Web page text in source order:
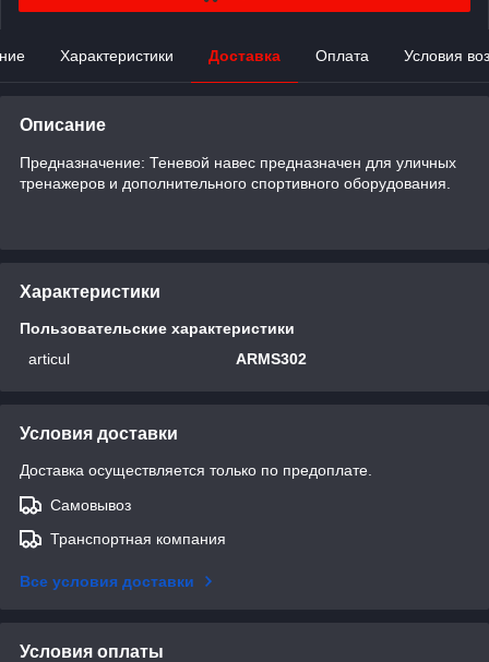
Характеристики Доставка Оплата Условия
Описание
Предназначение: Теневой навес предназначен для уличных
тренажеров и дополнительного спортивного оборудования.
Характеристики
Пользовательские характеристики
articul
ARMS302
Условия доставки
Доставка осуществляется только по предоплате.
Самовывоз
Транспортная компания
Все условия доставки
Условия оплаты